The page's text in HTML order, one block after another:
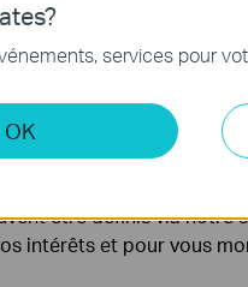
Tips - Adjusting the
Plus
services pour
OK
au fonctionnement du
permettent d'analyser
de notre site Web.
être définis via notre
intérêts et pour vous